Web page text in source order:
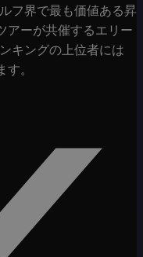
フ界で最も価値ある昇
アーが共催するエリー
キングの上位者には
。